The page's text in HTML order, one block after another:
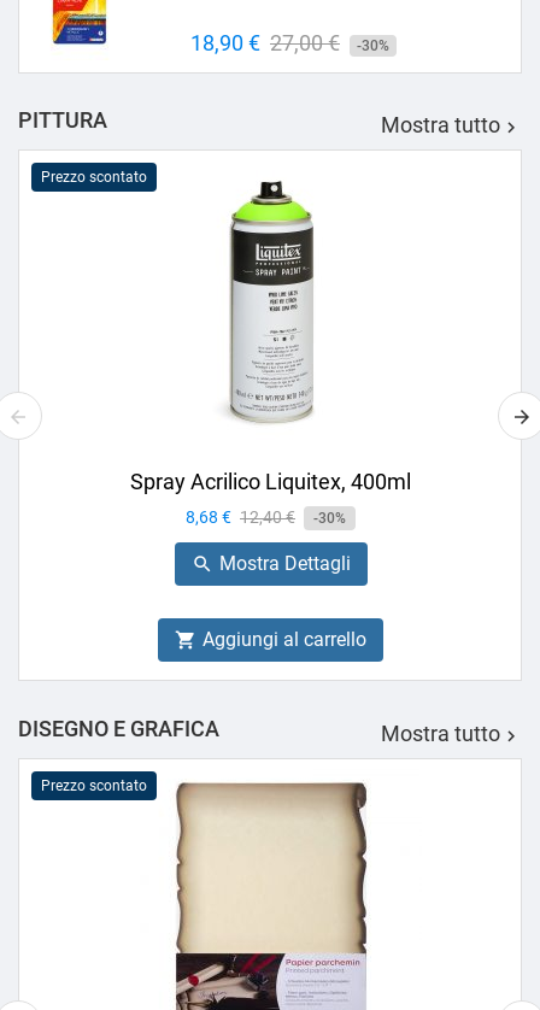
Prezzo
18,90 € Prezzo
base
27,00 € -30%
PITTURA Mostra tutto 
Prezzo scontato
Spray Acrilico Liquitex, 400ml
Prezzo
8,68 € Prezzo
base
12,40 € -30%
 Mostra Dettagli
 Aggiungi al carrello
DISEGNO E GRAFICA Mostra tutto 
Prezzo scontato